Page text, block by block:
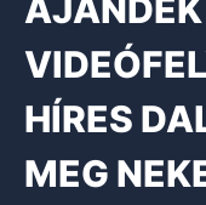
HÍRES
MEG